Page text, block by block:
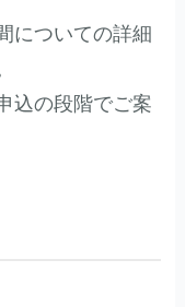
についての詳細
込の段階でご案